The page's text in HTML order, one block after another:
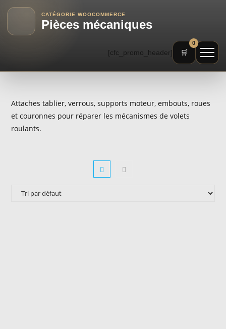
CATÉGORIE WOOCOMMERCE
Pièces mécaniques
[cfc_promo_header] 🛒
0
Attaches tablier, verrous, supports moteur, embouts, roues
et couronnes pour réparer les mécanismes de volets
roulants.